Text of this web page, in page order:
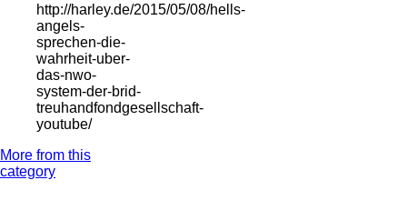
http://harley.de/2015/05/08/hells-
angels-
sprechen-die-
wahrheit-uber-
das-nwo-
system-der-brid-
treuhandfondgesellschaft-
youtube/
More from this
category